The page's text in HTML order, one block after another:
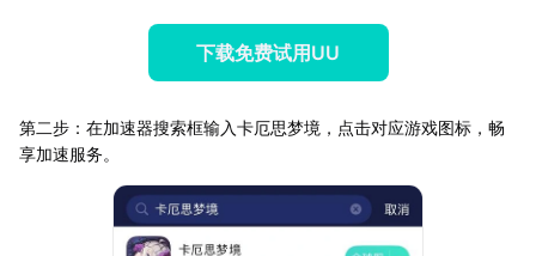
下载免费试用UU
第二步：在加速器搜索框输入卡厄思梦境，点击对应游戏图标，畅
享加速服务。